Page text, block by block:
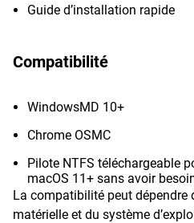
Guide d’installation rapide
Compatibilité
WindowsMD 10+
Chrome OSMC
Pilote NTFS téléchargeable
macOS 11+ sans avoir
La compatibilité peut dépendre
matérielle et du système